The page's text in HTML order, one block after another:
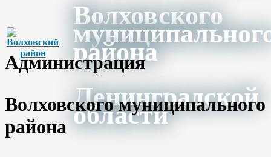
Волховского
района
Ленинградской
области
Администрация
Волховского муниципального
района